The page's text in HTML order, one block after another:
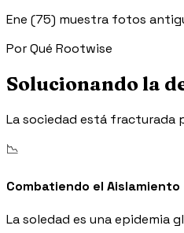
Ene (75) muestra fotos
Por Qué Rootwise
Solucionando la
La sociedad está fracturada
📉
Combatiendo el Aislamiento
La soledad es una epidemia